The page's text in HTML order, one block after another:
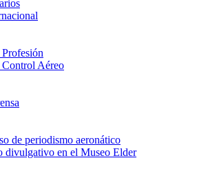
Aéreo
de periodismo aeronático
divulgativo en el Museo Elder